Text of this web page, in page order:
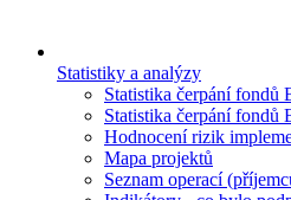
Statistiky a analýzy
Statistika čerpání fondů
Statistika čerpání fondů
Hodnocení rizik
Mapa projektů
Seznam operací